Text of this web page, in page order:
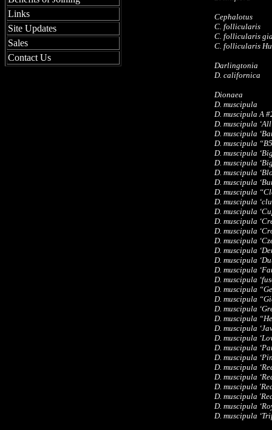
Links
Site Updates
Sales
Contact Us
Cephalotus
C. follicularis
C. follicularis
C. follicularis
Darlingtonia
D. californica
Dionaea
D. muscipula
D. muscipula A
D. muscipula ‘All
D. muscipula
D. muscipula
D. muscipula
D. muscipula
D. muscipula
D. muscipula
D. muscipula
D. muscipula
D. muscipula
D. muscipula
D. muscipula
D. muscipula
D. muscipula
D. muscipula
D. muscipula
D. muscipula
D. muscipula
D. muscipula
D. muscipula
D. muscipula
D. muscipula
D. muscipula
D. muscipula
D. muscipula
D. muscipula
D. muscipula
D. muscipula
D. muscipula
D. muscipula
D. muscipula